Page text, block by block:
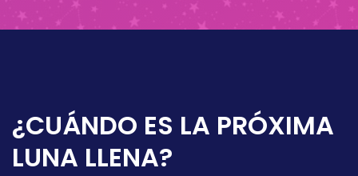
¿CUÁNDO ES LA PRÓXIMA
LUNA LLENA?